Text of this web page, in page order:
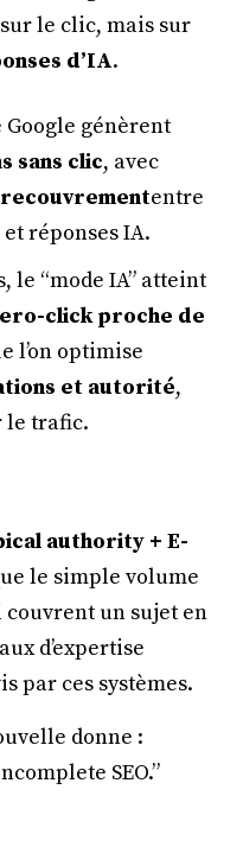
le clic, mais sur
d’IA.
Google génèrent
sans clic, avec
recouvremententre
réponses IA.
le “mode IA” atteint
click proche de
l’on optimise
et autorité,
le trafic.
authority + E-
le simple volume
couvrent un sujet en
d’expertise
par ces systèmes.
donne :
SEO.”